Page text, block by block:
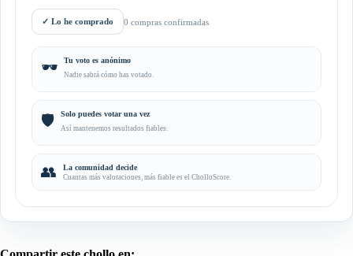
✓ Lo he comprado 0 compras confirmadas
🕶️ Tu voto es anónimo
Nadie sabrá cómo has votado.
🛡️ Solo puedes votar una vez
Así mantenemos resultados fiables.
👥 La comunidad decide
Cuantas más valoraciones, más fiable es el CholloScore.